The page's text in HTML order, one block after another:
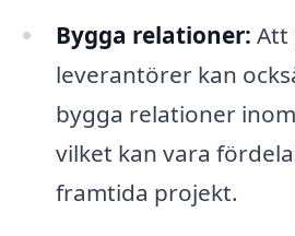
Bygga relationer: Att
leverantörer kan
bygga relationer
vilket kan vara
framtida projekt.